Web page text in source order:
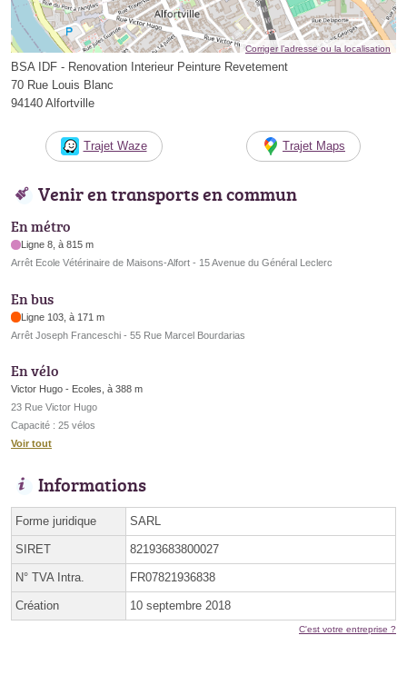
Corriger l’adresse ou la localisation
BSA IDF - Renovation Interieur Peinture Revetement
70 Rue Louis Blanc
94140 Alfortville
Trajet Waze Trajet Maps
Venir en transports en commun
En métro
Ligne 8, à 815 m
Arrêt Ecole Vétérinaire de Maisons-Alfort - 15 Avenue du Général Leclerc
En bus
Ligne 103, à 171 m
Arrêt Joseph Franceschi - 55 Rue Marcel Bourdarias
En vélo
Victor Hugo - Ecoles, à 388 m
23 Rue Victor Hugo
Capacité : 25 vélos
Voir tout
Informations
Forme juridique SARL
SIRET 82193683800027
N° TVA Intra. FR07821936838
Création 10 septembre 2018
C'est votre entreprise ?